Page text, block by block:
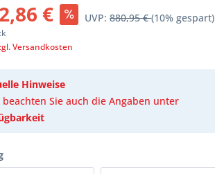
€ UVP:880,95 €(10% gespart)
Versandkosten
Hinweise
beachten Sie auch die Angaben unter